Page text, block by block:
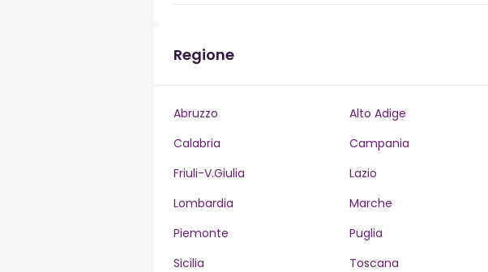
Regione
Abruzzo Alto Adige
Calabria
Campania
Friuli-V.Giulia
Lazio
Lombardia
Marche
Piemonte
Puglia
Sicilia
Toscana